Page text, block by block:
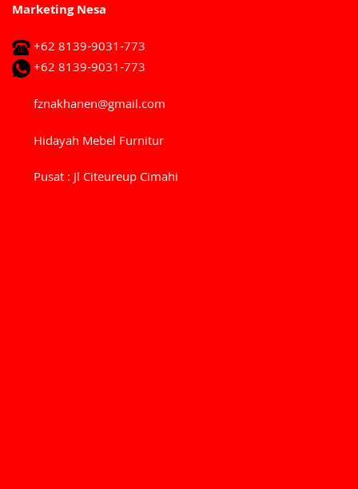
Marketing Nesa
+62 8139-9031-773
+62 8139-9031-773
fznakhanen@gmail.com
Hidayah Mebel Furnitur
Pusat : Jl Citeureup Cimahi